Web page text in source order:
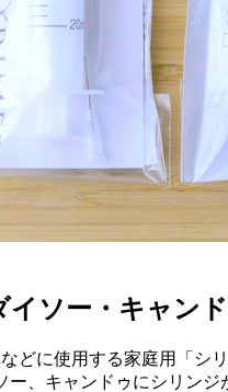
イソー・キャン
に使用する家庭用「
、キャンドゥにシリン